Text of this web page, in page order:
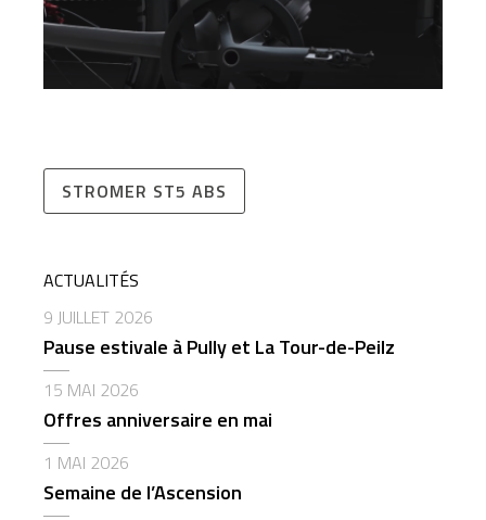
STROMER ST5 ABS
ACTUALITÉS
9 JUILLET 2026
Pause estivale à Pully et La Tour-de-Peilz
15 MAI 2026
Offres anniversaire en mai
1 MAI 2026
Semaine de l’Ascension